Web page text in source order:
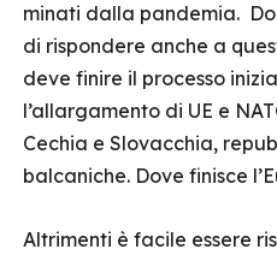
minati dalla pandemia.
di rispondere anche a
deve finire il processo
l’allargamento di UE e
Cechia e Slovacchia,
balcaniche. Dove finisce
Altrimenti è facile essere